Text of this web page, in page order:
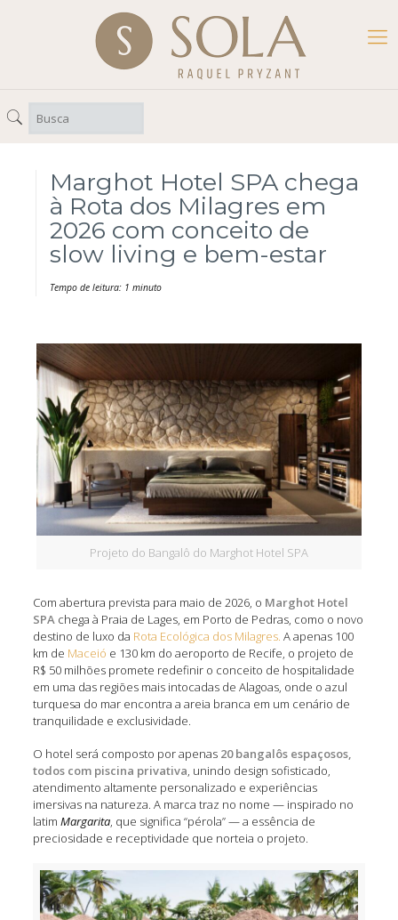
Marghot Hotel SPA chega
à Rota dos Milagres em
2026 com conceito de
slow living e bem-estar
Tempo de leitura: 1 minuto
Projeto do Bangalô do Marghot Hotel SPA
Com abertura prevista para maio de 2026, o Marghot Hotel
SPA chega à Praia de Lages, em Porto de Pedras, como o novo
destino de luxo da Rota Ecológica dos Milagres. A apenas 100
km de Maceió e 130 km do aeroporto de Recife, o projeto de
R$ 50 milhões promete redefinir o conceito de hospitalidade
em uma das regiões mais intocadas de Alagoas, onde o azul
turquesa do mar encontra a areia branca em um cenário de
tranquilidade e exclusividade.
O hotel será composto por apenas 20 bangalôs espaçosos,
todos com piscina privativa , unindo design sofisticado,
atendimento altamente personalizado e experiências
imersivas na natureza. A marca traz no nome — inspirado no
latim Margarita, que significa “pérola” — a essência de
preciosidade e receptividade que norteia o projeto.